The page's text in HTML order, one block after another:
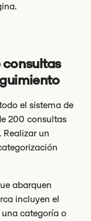
consultas
el sistema de
200 consultas
un
abarquen
incluyen el
categoría o